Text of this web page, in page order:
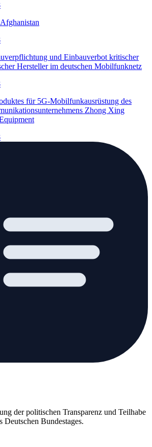
und Einbauverbot kritischer
Hersteller im deutschen Mobilfunknetz
für 5G-Mobilfunkausrüstung des
Zhong Xing
der politischen Transparenz und Teilhabe
Deutschen Bundestages.